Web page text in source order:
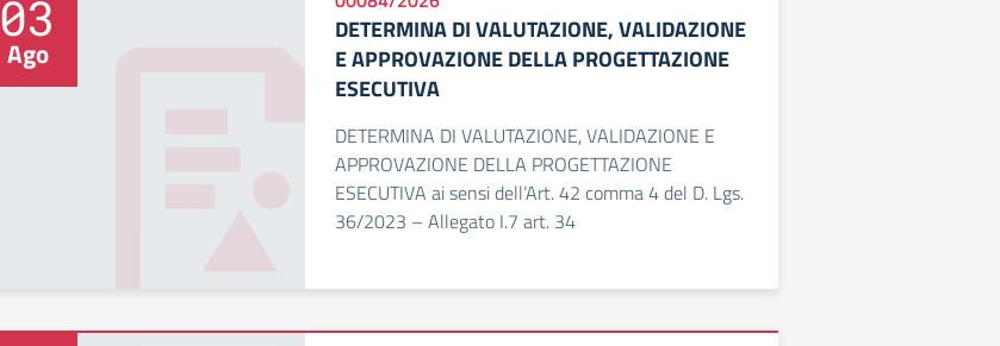
03
Ago
DETERMINA DI VALUTAZIONE, VALIDAZIONE
E APPROVAZIONE DELLA PROGETTAZIONE
ESECUTIVA
DETERMINA DI VALUTAZIONE, VALIDAZIONE E
APPROVAZIONE DELLA PROGETTAZIONE
ESECUTIVA ai sensi dell’Art. 42 comma 4 del D. Lgs.
36/2023 – Allegato I.7 art. 34